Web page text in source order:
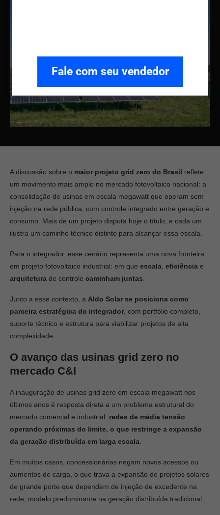
Fale com seu vendedor
A discussão sobre o maior projeto grid zero do Brasil reflete
um movimento mais amplo no mercado fotovoltaico nacional: a
consolidação de usinas em escala megawatt que operam sem
injeção na rede pública, com controle integrado entre geração e
consumo. Mais de um projeto disputa hoje o título, e cada um
ilustra um caminho técnico distinto para alcançar essa escala.
Para o integrador, esse cenário representa uma nova fronteira
em projeto fotovoltaico industrial: em que escala eficiência e
arquitetura de controle caminham juntas
Junto a esse contexto, a Aldo Solar se posiciona como
parceira estratégica do integrador , com portfólio completo,
suporte técnico e estrutura para viabilizar projetos de alta
complexidade.
O avanço das usinas grid zero no
mercado C&I
A inauguração de usinas grid zero em escala megawatt nos
últimos anos é resposta direta a um problema estrutural do
mercado comercial e industrial: redes de média tensão
operando próximas do limite, o que restringe a expansão
da geração distribuída em larga escala
Em muitos casos, concessionárias negam novos acessos ou
aumentos de carga, o que trava a expansão de projetos solares
de grande porte que dependem de injeção de excedente na
rede, modelo predominante na geração distribuída tradicional.